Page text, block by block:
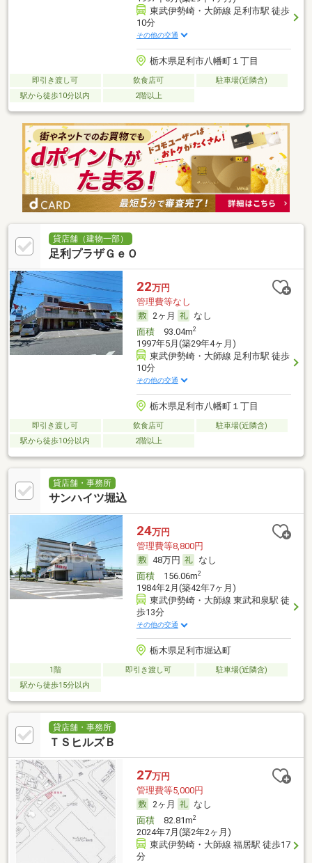
東武伊勢崎・大師線 足利市駅 徒歩
10分
その他の交通
栃木県足利市八幡町１丁目
即引き渡し可 飲食店可
駐車場(近隣含)
駅から徒歩10分以内
2階以上
貸店舗（建物一部）
足利プラザＧｅＯ
22万円
管理費等なし
2ヶ月
なし
面積93.04m2
1997年5月(築29年4ヶ月)
東武伊勢崎・大師線 足利市駅 徒歩
10分
その他の交通
栃木県足利市八幡町１丁目
即引き渡し可 飲食店可
駐車場(近隣含)
駅から徒歩10分以内
2階以上
貸店舗・事務所
サンハイツ堀込
24万円
管理費等8,800円
48万円
なし
面積156.06m2
1984年2月(築42年7ヶ月)
東武伊勢崎・大師線 東武和泉駅 徒
歩13分
その他の交通
栃木県足利市堀込町
1階 即引き渡し可
駐車場(近隣含)
駅から徒歩15分以内
貸店舗・事務所
ＴＳヒルズＢ
27万円
管理費等5,000円
2ヶ月
なし
面積82.81m2
2024年7月(築2年2ヶ月)
東武伊勢崎・大師線 福居駅 徒歩17
分